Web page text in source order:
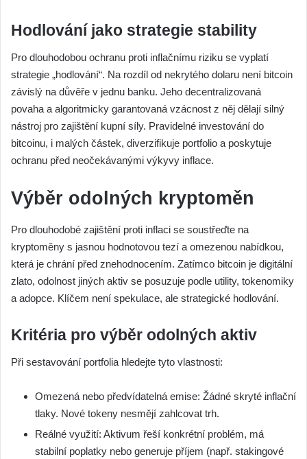
Hodlování jako strategie stability
Pro dlouhodobou ochranu proti inflačnímu riziku se vyplatí
strategie „hodlování“. Na rozdíl od nekrytého dolaru není bitcoin
závislý na důvěře v jednu banku. Jeho decentralizovaná
povaha a algoritmicky garantovaná vzácnost z něj dělají silný
nástroj pro zajištění kupní síly. Pravidelné investování do
bitcoinu, i malých částek, diverzifikuje portfolio a poskytuje
ochranu před neočekávanými výkyvy inflace.
Výběr odolných kryptoměn
Pro dlouhodobé zajištění proti inflaci se soustřeďte na
kryptoměny s jasnou hodnotovou tezí a omezenou nabídkou,
která je chrání před znehodnocením. Zatímco bitcoin je digitální
zlato, odolnost jiných aktiv se posuzuje podle utility, tokenomiky
a adopce. Klíčem není spekulace, ale strategické hodlování.
Kritéria pro výběr odolných aktiv
Při sestavování portfolia hledejte tyto vlastnosti:
Omezená nebo předvídatelná emise: Žádné skryté inflační
tlaky. Nové tokeny nesmějí zahlcovat trh.
Reálné využití: Aktivum řeší konkrétní problém, má
stabilní poplatky nebo generuje příjem (např. stakingové